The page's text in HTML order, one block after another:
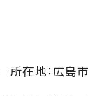
在地：広島